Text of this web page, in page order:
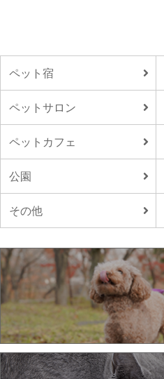
ペット宿
ペットサロン
ペットカフェ
公園
その他